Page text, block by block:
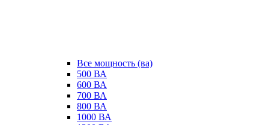
Все мощность (ва)
500 ВА
600 ВА
700 ВА
800 ВА
1000 ВА